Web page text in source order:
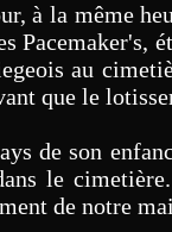
à la même
au
que le
de son
le
de notre